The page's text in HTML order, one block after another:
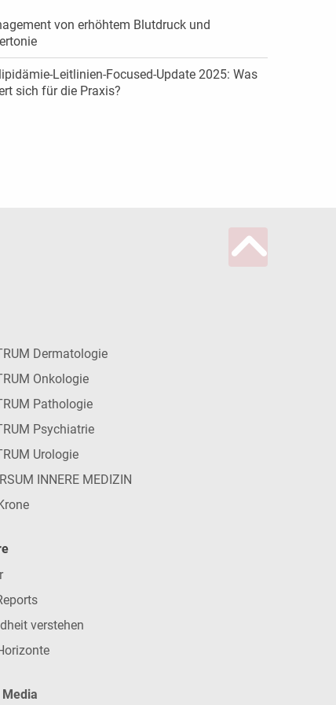
von erhöhtem Blutdruck und
Leitlinien-Focused-Update 2025: Was
sich für die Praxis?
Dermatologie
Onkologie
Pathologie
Psychiatrie
Urologie
INNERE MEDIZIN
verstehen